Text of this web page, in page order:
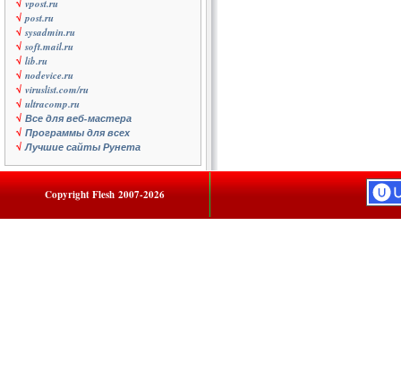
√ vpost.ru
√ post.ru
√sysadmin.ru
√soft.mail.ru
√ lib.ru
√ nodevice.ru
√ viruslist.com/ru
√ ultracomp.ru
√ Все для веб-мастера
√ Программы для всех
√Лучшие сайты Рунета
CopyrightFlesh 2007-2026